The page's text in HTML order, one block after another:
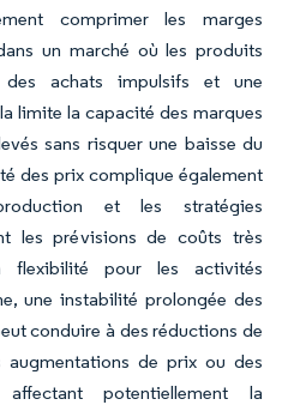
comprimer les marges
un marché où les produits
achats impulsifs et une
limite la capacité des marques
sans risquer une baisse du
des prix complique également
et les stratégies
les prévisions de coûts très
flexibilité pour les activités
une instabilité prolongée des
conduire à des réductions de
augmentations de prix ou des
potentiellement la